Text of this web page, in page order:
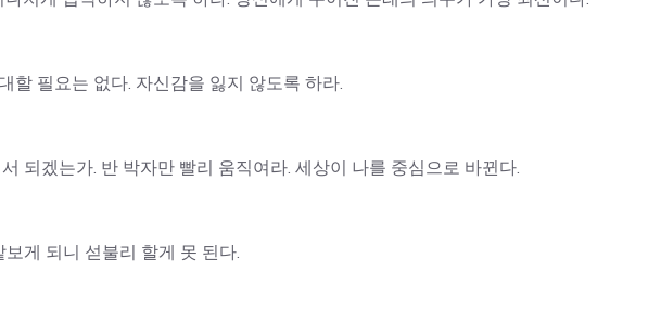
할 필요는 없다. 자신감을 잃지 않도록 하라.
되겠는가. 반 박자만 빨리 움직여라. 세상이 나를 중심으로 바뀐다.
게 되니 섣불리 할게 못 된다.